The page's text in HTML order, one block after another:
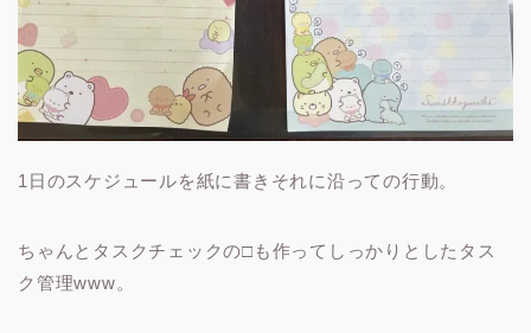
1日のスケジュールを紙に書きそれに沿っての行動。
ちゃんとタスクチェックの□も作ってしっかりとしたタス
ク管理www。